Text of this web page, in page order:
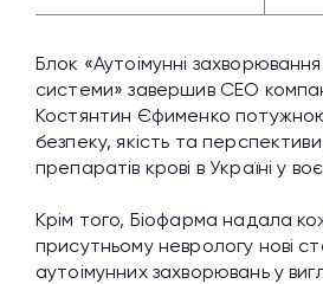
Блок «Аутоімунні
системи» завершив СЕО
Костянтин Єфименко
безпеку, якість та
препаратів крові в Україні у
Крім того, Біофарма надала
присутньому неврологу нові
аутоімунних захворювань у